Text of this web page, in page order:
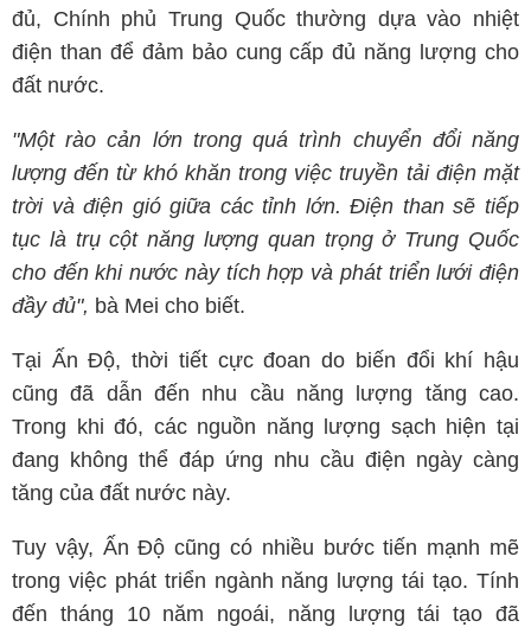
đủ, Chính phủ Trung Quốc thường dựa vào nhiệt
điện than để đảm bảo cung cấp đủ năng lượng cho
đất nước.
"Một rào cản lớn trong quá trình chuyển đổi năng
lượng đến từ khó khăn trong việc truyền tải điện mặt
trời và điện gió giữa các tỉnh lớn. Điện than sẽ tiếp
tục là trụ cột năng lượng quan trọng ở Trung Quốc
cho đến khi nước này tích hợp và phát triển lưới điện
đầy đủ", bà Mei cho biết.
Tại Ấn Độ, thời tiết cực đoan do biến đổi khí hậu
cũng đã dẫn đến nhu cầu năng lượng tăng cao.
Trong khi đó, các nguồn năng lượng sạch hiện tại
đang không thể đáp ứng nhu cầu điện ngày càng
tăng của đất nước này.
Tuy vậy, Ấn Độ cũng có nhiều bước tiến mạnh mẽ
trong việc phát triển ngành năng lượng tái tạo. Tính
đến tháng 10 năm ngoái, năng lượng tái tạo đã